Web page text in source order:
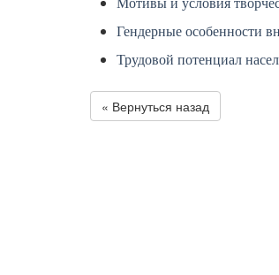
Гендерные особенности
Трудовой потенциал
« Вернуться назад